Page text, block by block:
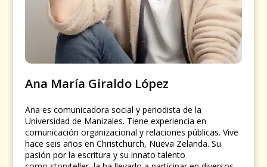
Ana María Giraldo López
Ana es comunicadora social y periodista de la
Universidad de Manizales. Tiene experiencia en
comunicación organizacional y relaciones públicas. Vive
hace seis años en Christchurch, Nueva Zelanda. Su
pasión por la escritura y su innato talento